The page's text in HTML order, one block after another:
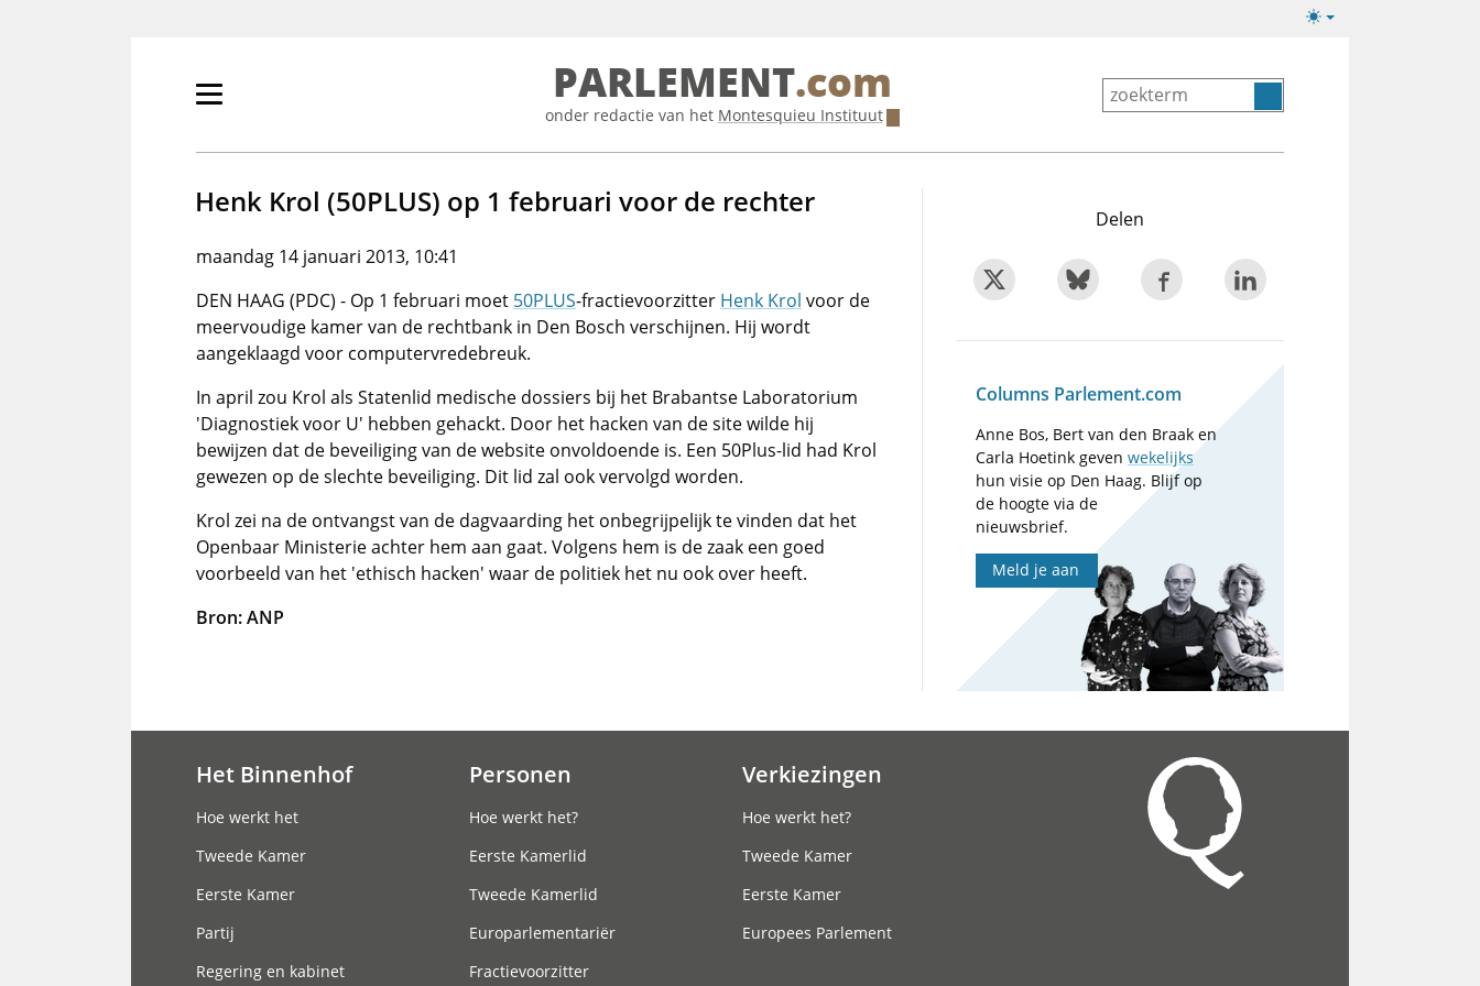
Lichte/donkere
Primair
tonen/verbergen
PARLEMENT.com
onder redactie van het Montesquieu Instituut
Henk Krol (50PLUS) op 1 februari voor de rechter
maandag 14 januari 2013, 10:41
DEN HAAG (PDC) - Op 1 februari moet 50PLUS-fractievoorzitter Henk Krol voor de
meervoudige kamer van de rechtbank in Den Bosch verschijnen. Hij wordt
aangeklaagd voor computervredebreuk.
In april zou Krol als Statenlid medische dossiers bij het Brabantse Laboratorium
'Diagnostiek voor U' hebben gehackt. Door het hacken van de site wilde hij
bewijzen dat de beveiliging van de website onvoldoende is. Een 50Plus-lid had Krol
gewezen op de slechte beveiliging. Dit lid zal ook vervolgd worden.
Krol zei na de ontvangst van de dagvaarding het onbegrijpelijk te vinden dat het
Openbaar Ministerie achter hem aan gaat. Volgens hem is de zaak een goed
voorbeeld van het 'ethisch hacken' waar de politiek het nu ook over heeft.
Bron: ANP
Delen
Columns Parlement.com
Anne Bos, Bert van den Braak en
Carla Hoetink gevenwekelijks
hun visie op Den Haag. Blijf op
de hoogte via de
nieuwsbrief.
Meld je aan
Het Binnenhof
Hoe werkt het
Tweede Kamer
Eerste Kamer
Partij
Regering en kabinet
Personen
Hoe werkt het?
Eerste Kamerlid
Tweede Kamerlid
Europarlementariër
Fractievoorzitter
Verkiezingen
Hoe werkt het?
Tweede Kamer
Eerste Kamer
Europees Parlement